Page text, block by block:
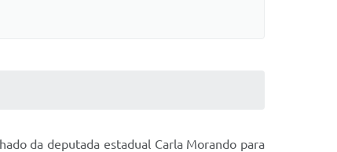
da deputada estadual Carla Morando para